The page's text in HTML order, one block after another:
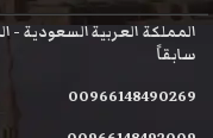
المملكة العربية السعودية -
سابقاً
00966148490269